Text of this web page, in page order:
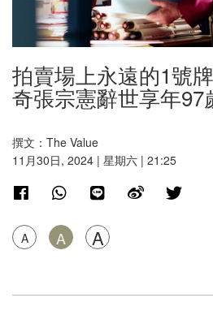
拍賣場上永遠的1號
奇張宗憲辭世享年97
撰文：The Value
11月30日, 2024 | 星期六 | 21:25
A A A